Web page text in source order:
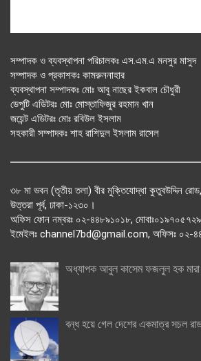
সম্পাদক ও ব্যবস্থাপনা পরিচালকঃ এস.এম.এ মনসুর মাসুদ
সম্পাদক ও প্রকাশকঃ কামরুননাহার
ব্যবস্থাপনা সম্পাদকঃ মোঃ আবু নাছের ইকবাল চৌধুরী
ডেপুটি এডিটরঃ মোঃ মোস্তাফিজুর রহমান খান
জয়েন্ট এডিটরঃ মোঃ রবিউল ইসলাম
সহকারী সম্পাদকঃ শাহ রাশিদুল ইসলাম রাসেল
৩৮ মা ভবন (তৃতীয় তলা) বীর মুক্তিযোদ্ধা কুতুবউদ্দিন
উত্তরা পূর্ব, ঢাকা-১২৩০।
অফিস ফোন নম্বরঃ ০২-৪৪৮৯১০১৮,
ইমেইলঃ channel7bd@gmail.com, অফিসঃ ০২-
অধ্যাপক আবুল কাসেম ফজলুল হক
বন্ধ হয়ে গেল দেশের একমাত্র সচল